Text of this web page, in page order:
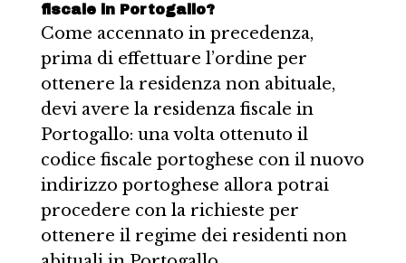
fiscale in Portogallo?
Come accennato in precedenza,
prima di effettuare l’ordine per
ottenere la residenza non abituale,
devi avere la residenza fiscale in
Portogallo: una volta ottenuto il
codice fiscale portoghese con il nuovo
indirizzo portoghese allora potrai
procedere con la richieste per
ottenere il regime dei residenti non